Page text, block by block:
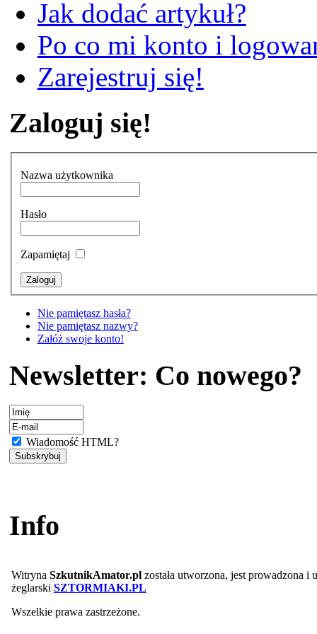
Jak dodać artykuł?
Po co mi konto i
Zarejestruj się!
Zaloguj się!
Nazwa użytkownika
Hasło
Zapamiętaj
Nie pamiętasz hasła?
Nie pamiętasz nazwy?
Załóż swoje konto!
Newsletter: Co nowego?
Wiadomość HTML?
Info
Witryna SzkutnikAmator.plzostała utworzona, jest prowadzona i
żeglarski SZTORMIAKI.PL
Wszelkie prawa zastrzeżone.